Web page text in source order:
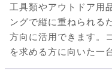
工具類やアウトドア用
ングで縦に重ねられる
方向に活用できます。
を求める方に向いた一